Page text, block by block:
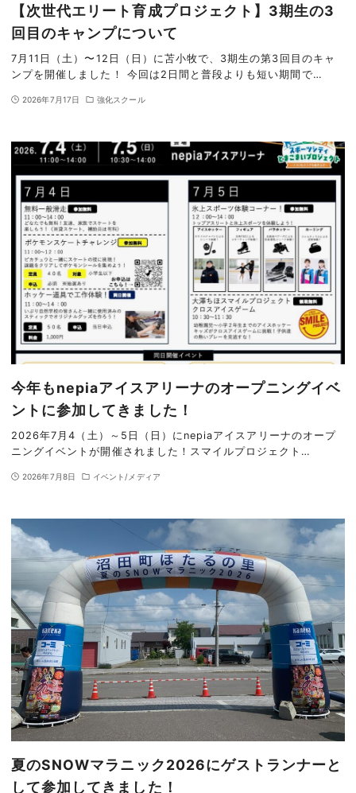
【次世代エリート育成プロジェクト】3期生の3
回目のキャンプについて
7月11日（土）〜12日（日）に苫小牧で、3期生の第3回目のキャ
ンプを開催しました！ 今回は2日間と普段よりも短い期間で…
2026年7月17日 強化スクール
今年もnepiaアイスアリーナのオープニングイベ
ントに参加してきました！
2026年7月4（土）～5日（日）にnepiaアイスアリーナのオープ
ニングイベントが開催されました！スマイルプロジェクト…
2026年7月8日 イベント/メディア
夏のSNOWマラニック2026にゲストランナーと
して参加してきました！